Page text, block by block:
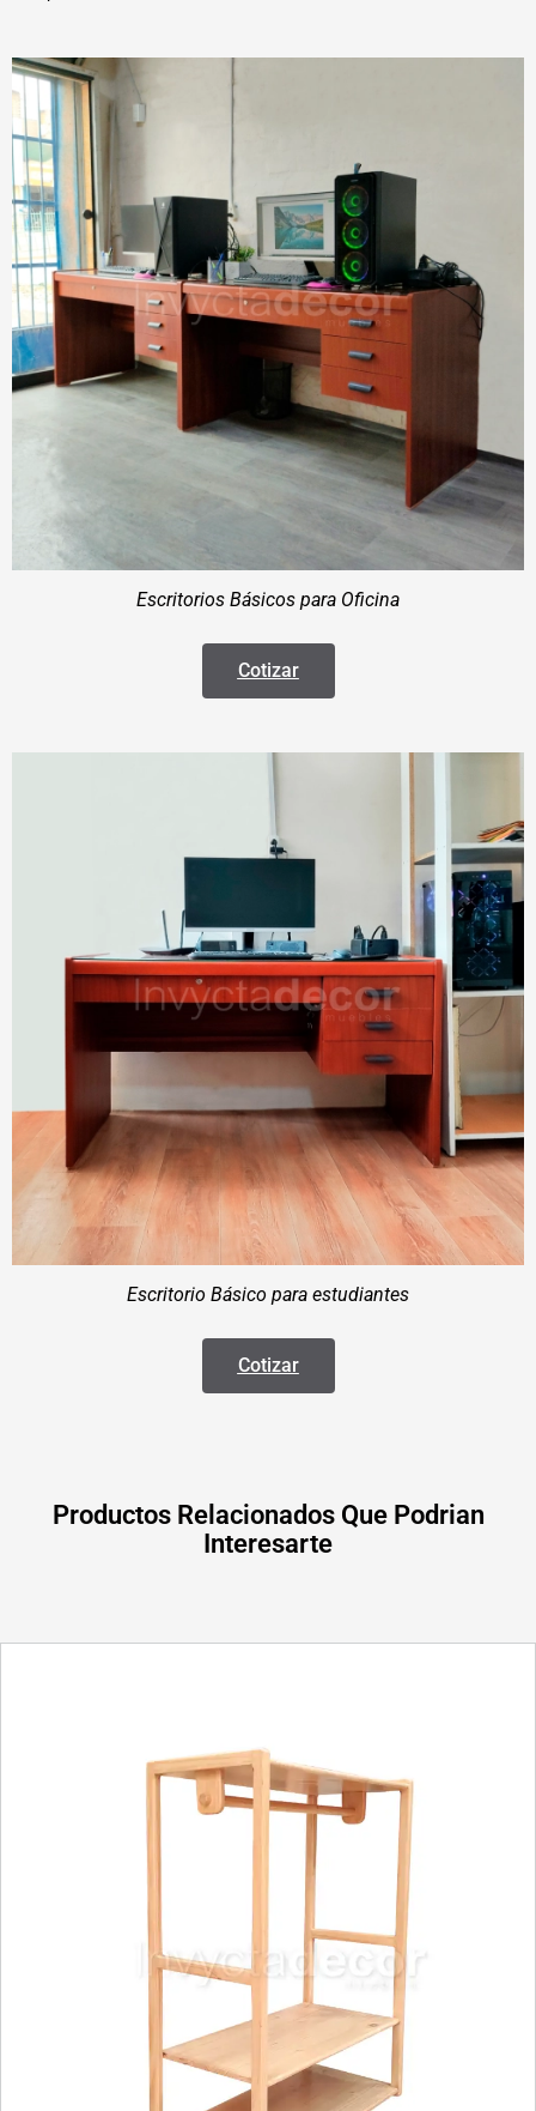
Escritorios Básicos para Oficina
Cotizar
Escritorio Básico para estudiantes
Cotizar
Productos Relacionados Que Podrian
Interesarte